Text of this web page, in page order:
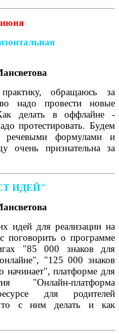
обращаюсь за
надо провести новые
делать в оффлайне -
протестировать. Будем
речевыми формулами и
очень признательна за
ИДЕЙ"
идей для реализации на
поговорить о программе
"85 000 знаков для
"125 000 знаков
начинает", платформе для
платформа
для родителей
с ним делать и как